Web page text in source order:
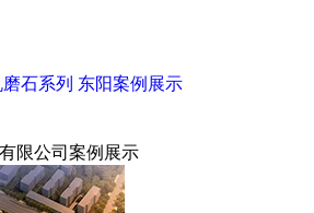
石系列 东阳案例展示
限公司案例展示